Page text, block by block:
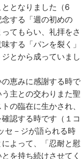
となりました（6
する「週の初めの
てもらい、礼拝をさ
する「パンを裂く」
とから成っていまし
恵みに感謝する時で
主との交わりまた聖
の臨在に生かされ、
認する時です（１コ
セ－ジが語られる時
よって、「忍耐と慰
を持ち続けさせてく